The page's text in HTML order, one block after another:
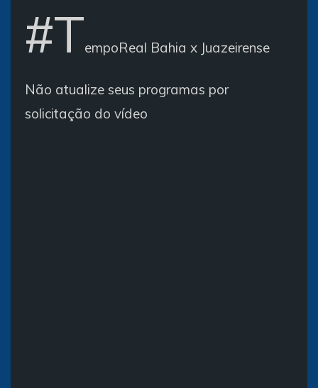
#TempoReal Bahia x Juazeirense
Não atualize seus programas por
solicitação do vídeo